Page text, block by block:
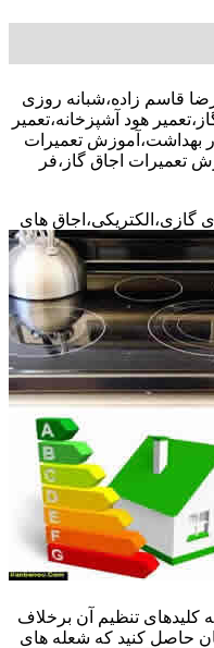
09044838064-آقای علیرضا قاسم زاده،شبانه روزی
هود آشپزخانه،تعمیر
بهداشت،آموزش تعمیرات
تعمیرات اجاق گاز،فر
گازی،الکتریکی،اجاق های
کلیدهای تنظیم آن برخلاف
حاصل کنید که شعله های